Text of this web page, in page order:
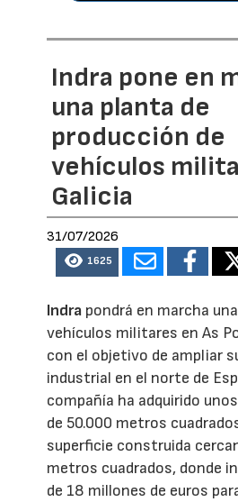
Indra pone en
una planta de
producción de
vehículos
Galicia
31/07/2026
1625
Indra pondrá en marcha
vehículos militares en As
con el objetivo de ampliar
industrial en el norte de
compañía ha adquirido
de 50.000 metros
superficie construida
metros cuadrados, donde
de 18 millones de euros